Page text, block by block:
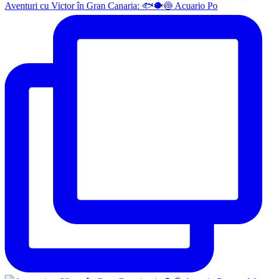
Aventuri cu Victor în Gran Canaria: 🐟🐡🍥 Acuario Po